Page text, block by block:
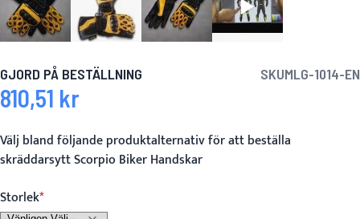
GJORD PÅ BESTÄLLNING SKUMLG-1014-EN
810,51 kr
Välj bland följande produktalternativ för att beställa
skräddarsytt Scorpio Biker Handskar
Storlek